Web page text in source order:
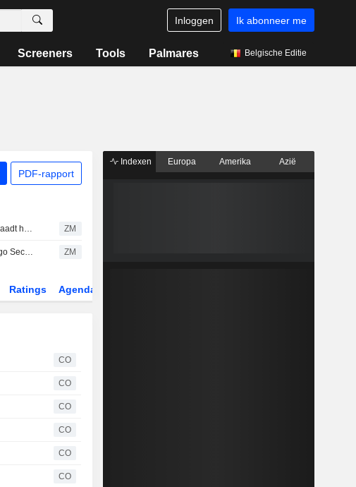
Inloggen Ik abonneer me
Screeners Tools Palmares Belgische Editie
PDF-rapport
PHILLIPS 66 : Barclays raadt het aandeel af ZM
PHILLIPS 66 : Wells Fargo Securities raadt het aandeel af ZM
Ratings Agenda
CO
CO
CO
CO
CO
CO
Indexen Europa Amerika Azië